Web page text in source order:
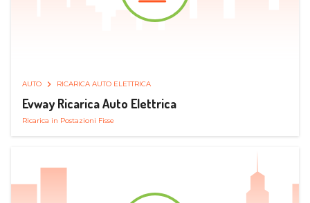
AUTO RICARICA AUTO ELETTRICA
Evway Ricarica Auto Elettrica
Ricarica in Postazioni Fisse